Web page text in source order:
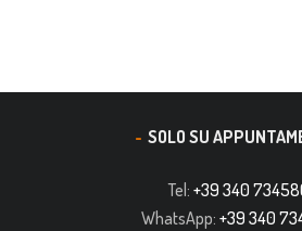
SOLO SU
Tel: +39 340
WhatsApp: +39 340